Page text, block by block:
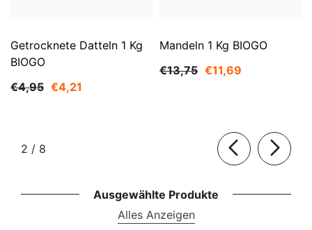
Getrocknete Datteln 1 Kg
BIOGO
€4,95 €4,21
Mandeln 1 Kg BIOGO
€13,75 €11,69
2 / von
8
Ausgewählte Produkte
Alles Anzeigen